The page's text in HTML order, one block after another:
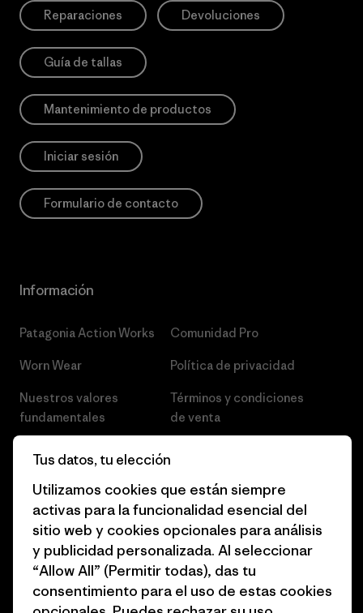
Reparaciones Devoluciones
Guía de tallas
Mantenimiento de productos
Iniciar sesión
Formulario de contacto
Información
Patagonia Action Works
Worn Wear
Nuestros valores
fundamentales
Business Unusual
Objetivos climáticos
1% for the Planet
Cómo financiamos
Comunidad Pro
Política de privacidad
Términos y condiciones
de venta
Empleo
Prensa
Programa para profesionales
del sector
Programa de afiliados
Tus datos, tu elección
Utilizamos cookies que están siempre
activas para la funcionalidad esencial del
sitio web y cookies opcionales para análisis
y publicidad personalizada. Al seleccionar
“Allow All” (Permitir todas), das tu
consentimiento para el uso de estas cookies